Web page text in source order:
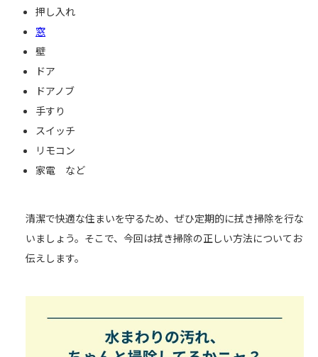
押し入れ
窓
壁
ドア
ドアノブ
手すり
スイッチ
リモコン
家電 など
清潔で快適な住まいを守るため、ぜひ定期的に拭き掃除を行な
いましょう。そこで、今回は拭き掃除の正しい方法についてお
伝えします。